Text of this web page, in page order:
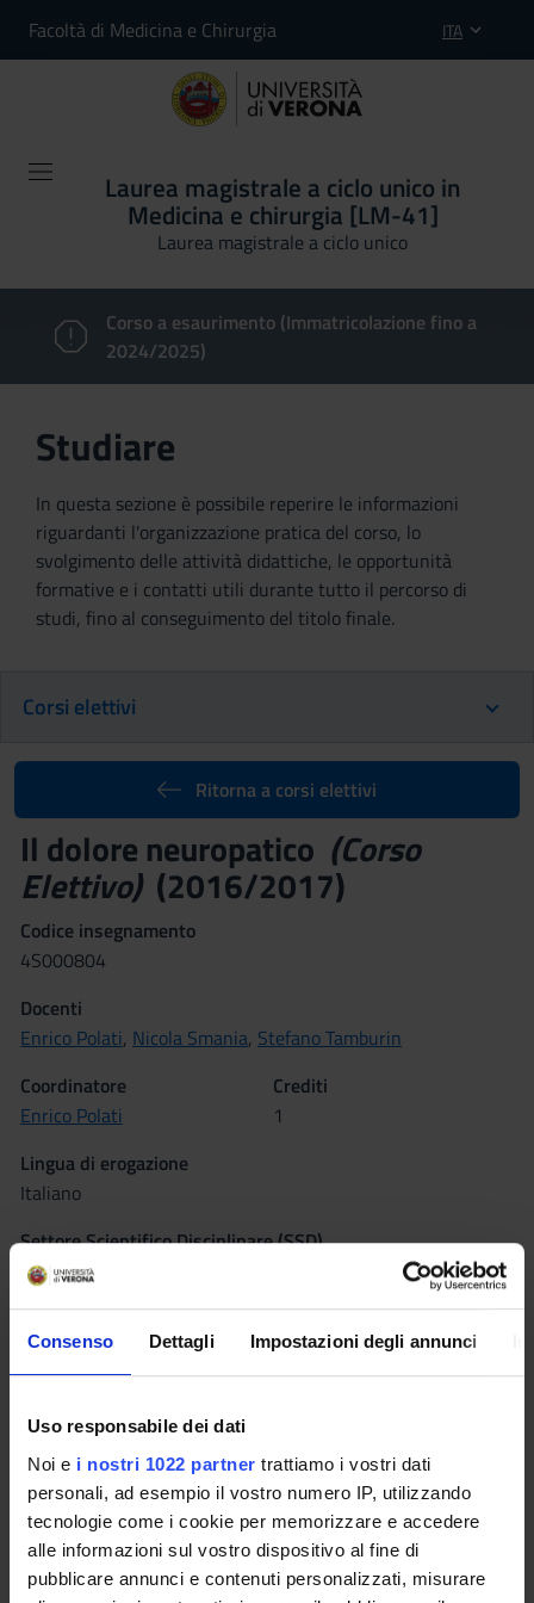
Consenso Dettagli Impostazioni degli annunci
Uso responsabile dei dati
Noi e i nostri 1022 partner trattiamo i vostri dati
personali, ad esempio il vostro numero IP, utilizzando
tecnologie come i cookie per memorizzare e accedere
alle informazioni sul vostro dispositivo al fine di
pubblicare annunci e contenuti personalizzati, misurare
Facoltà di Medicina e Chirurgia ITA
Laurea magistrale a ciclo unico in
Medicina e chirurgia [LM-41]
Laurea magistrale a ciclo unico
Corso a esaurimento (Immatricolazione fino a
2024/2025)
Studiare
In questa sezione è possibile reperire le informazioni
riguardanti l'organizzazione pratica del corso, lo
svolgimento delle attività didattiche, le opportunità
formative e i contatti utili durante tutto il percorso di
studi, fino al conseguimento del titolo finale.
Corsi elettivi
Ritorna a corsi elettivi
Il dolore neuropatico (Corso
Elettivo)(2016/2017)
Codice insegnamento
4S000804
Docenti
Enrico Polati, Nicola Smania, Stefano Tamburin
Coordinatore
Enrico Polati
Crediti
1
Lingua di erogazione
Italiano
Settore Scientifico Disciplinare (SSD)
MED/26 - NEUROLOGIA
MED/41 - ANESTESIOLOGIA
Periodo
Seminari 0
Obiettivi formativi
L'obiettivo del corso è di fornire una rassegna sul dolore